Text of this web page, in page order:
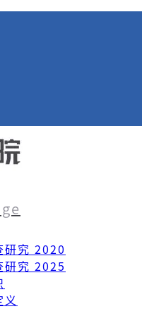
研究 2020
研究 2025
义